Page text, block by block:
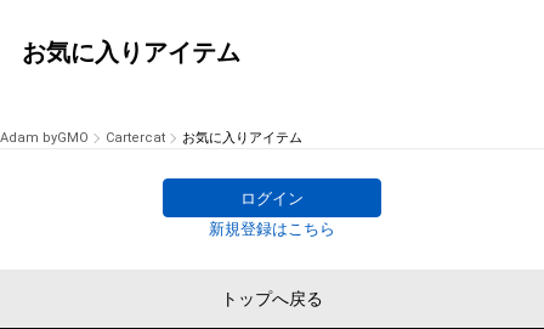
お気に入りアイテム
Adam byGMO Cartercat お気に入りアイテム
ログイン
新規登録はこちら
トップへ戻る